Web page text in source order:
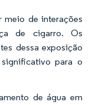
de interações
de cigarro. Os
dessa exposição
para o
de água em